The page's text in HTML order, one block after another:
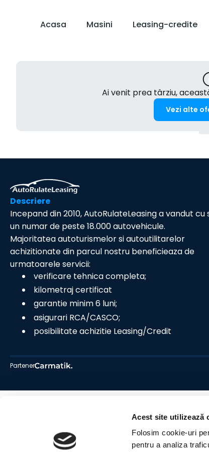
Acest site utilizează
Folosim cookie-uri
pentru a analiza
Acasa Masini Leasing-credite
Ai venit prea târziu,
Vezi alte
Descriere
Incepand din 2010, AutoRulateLeasing a vandut cu
un numar de peste 18.000 autovehicule.
Majoritatea autoturismelor si autoutilitarelor
achizitionate din parcul nostru beneficieaza de
urmatoarele servicii:
verificare tehnica completa;
kilometraj certificat
garantie minim 6 luni;
asigurari RCA/CASCO;
posibilitate achizitie Leasing/Credit
Partener